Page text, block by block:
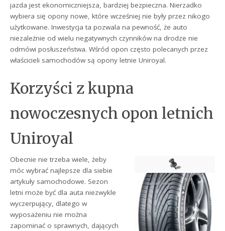
jazda jest ekonomiczniejsza, bardziej bezpieczna. Nierzadko
wybiera się opony nowe, które wcześniej nie były przez nikogo
użytkowane. Inwestycja ta pozwala na pewność, że auto
niezależnie od wielu negatywnych czynników na drodze nie
odmówi posłuszeństwa. Wśród opon często polecanych przez
właścicieli samochodów są opony letnie Uniroyal.
Korzyści z kupna
nowoczesnych opon letnich
Uniroyal
Obecnie nie trzeba wiele, żeby
móc wybrać najlepsze dla siebie
artykuły samochodowe. Sezon
letni może być dla auta niezwykle
wyczerpujący, dlatego w
wyposażeniu nie można
zapominać o sprawnych, dających